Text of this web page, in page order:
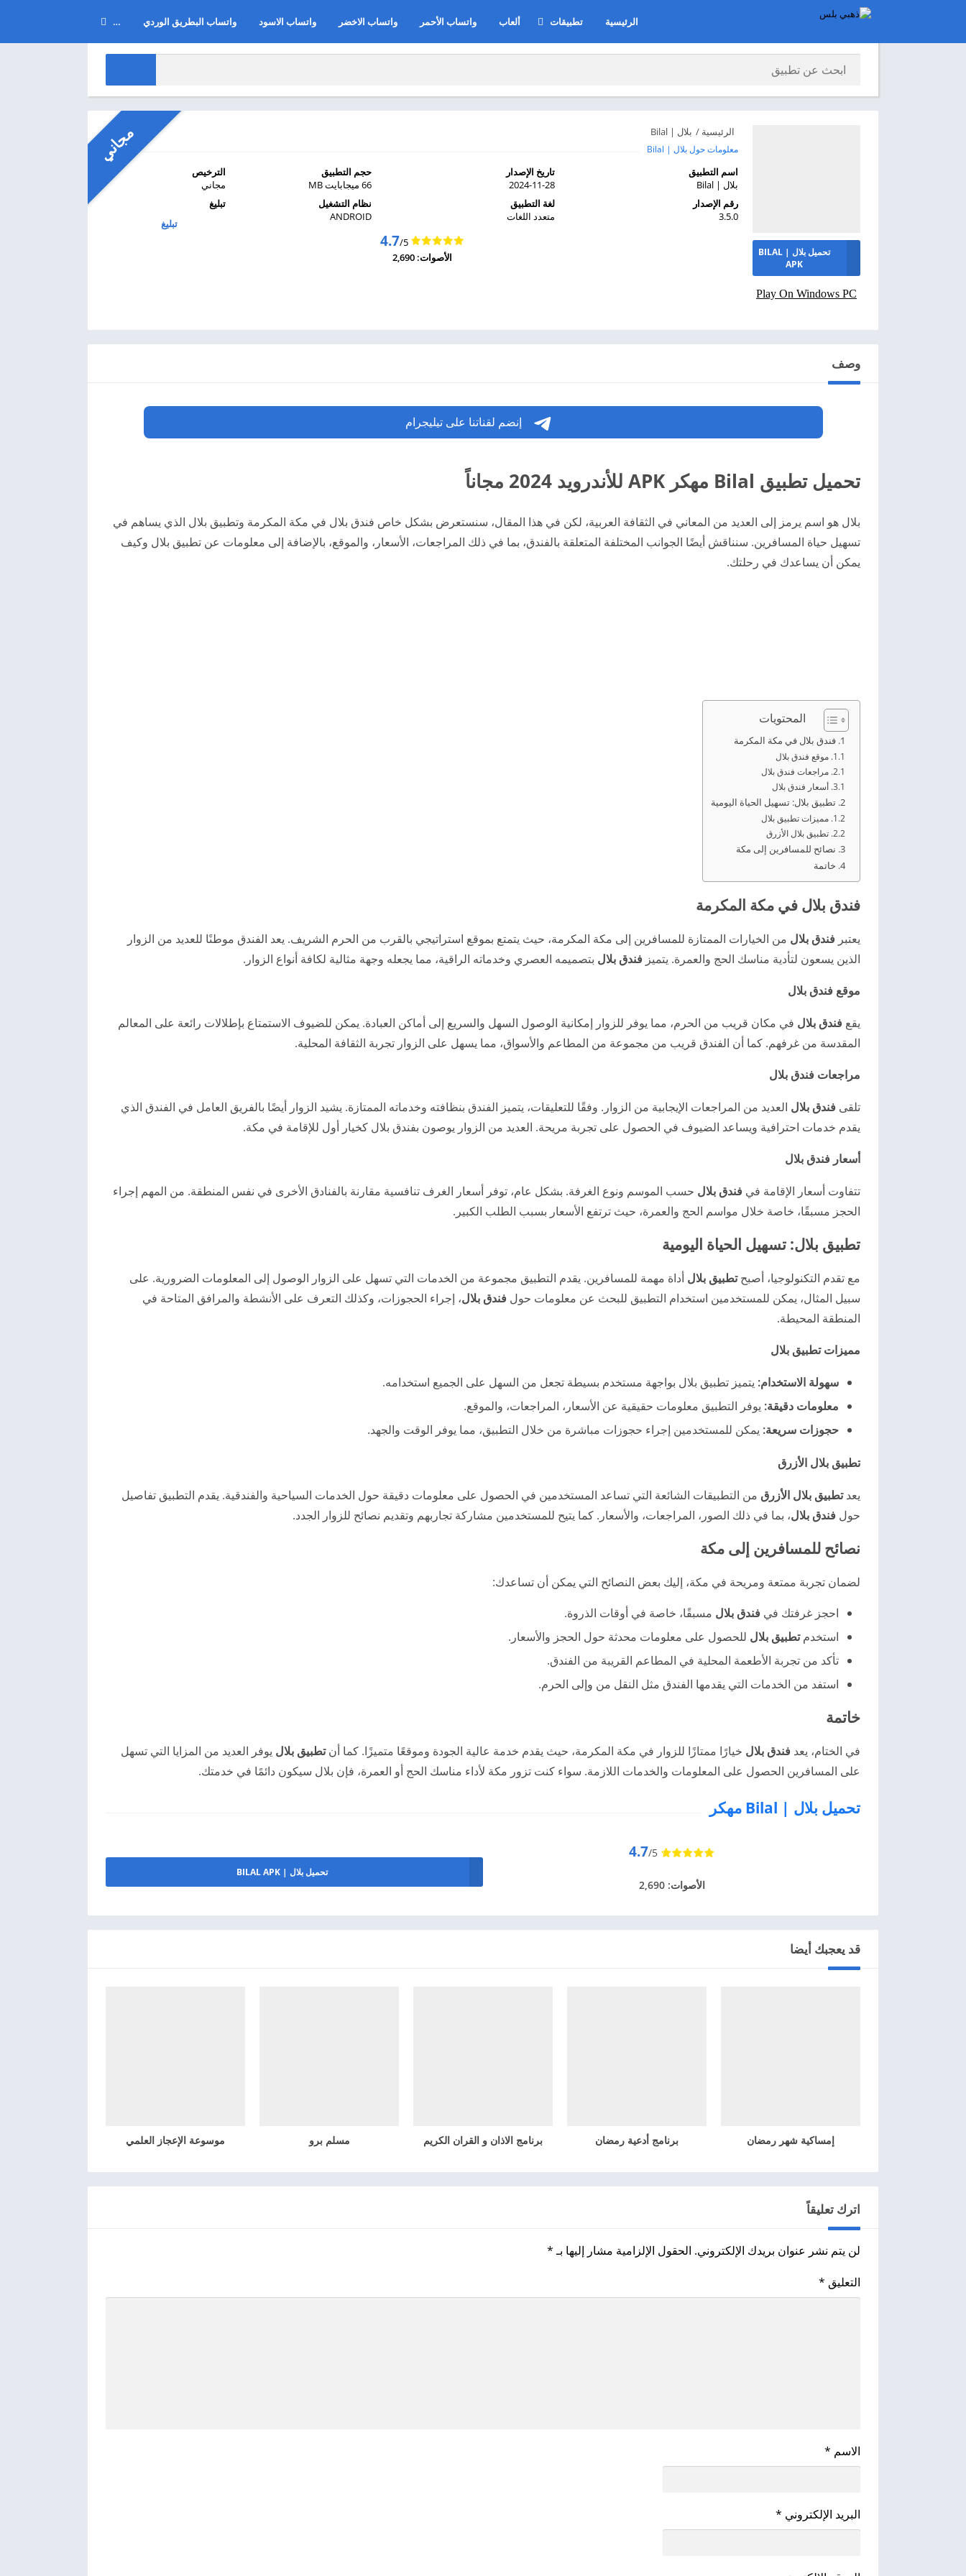
الرئيسية
تطبيقات
تطبيقات بلس
تعديل الصور
ألعاب واتساب الأحمر واتساب الاخضر واتساب الاسود واتساب البطريق الوردي
…
طلب تطبيق أو لعبة
شروط الاستخدام
إخلاء المسؤولية
اتصل بنا
الرئيسية / بلال | Bilal
تحميل بلال | BILAL
APK
Play On Windows PC
معلومات حول بلال | Bilal
اسم التطبيق
بلال | Bilal
رقم الإصدار
3.5.0
تاريخ الإصدار
2024-11-28
لغة التطبيق
متعدد اللغات
حجم التطبيق
66 ميجابايت MB
نظام التشغيل
ANDROID
الترخيص
مجاني
تبليغ
تبليغ
4.7/5
الأصوات: 2,690
مجاني
وصف
إنضم لقناتنا على تيليجرام
تحميل تطبيق Bilal مهكر APK للأندرويد 2024 مجاناً
بلال هو اسم يرمز إلى العديد من المعاني في الثقافة العربية، لكن في هذا المقال، سنستعرض بشكل خاص فندق بلال في مكة المكرمة وتطبيق بلال الذي يساهم في
تسهيل حياة المسافرين. سنناقش أيضًا الجوانب المختلفة المتعلقة بالفندق، بما في ذلك المراجعات، الأسعار، والموقع، بالإضافة إلى معلومات عن تطبيق بلال وكيف
يمكن أن يساعدك في رحلتك.
المحتويات
فندق بلال في مكة المكرمة
موقع فندق بلال
مراجعات فندق بلال
أسعار فندق بلال
تطبيق بلال: تسهيل الحياة اليومية
مميزات تطبيق بلال
تطبيق بلال الأزرق
نصائح للمسافرين إلى مكة
خاتمة
فندق بلال في مكة المكرمة
يعتبر فندق بلال من الخيارات الممتازة للمسافرين إلى مكة المكرمة، حيث يتمتع بموقع استراتيجي بالقرب من الحرم الشريف. يعد الفندق موطنًا للعديد من الزوار
الذين يسعون لتأدية مناسك الحج والعمرة. يتميز فندق بلال بتصميمه العصري وخدماته الراقية، مما يجعله وجهة مثالية لكافة أنواع الزوار.
موقع فندق بلال
يقع فندق بلال في مكان قريب من الحرم، مما يوفر للزوار إمكانية الوصول السهل والسريع إلى أماكن العبادة. يمكن للضيوف الاستمتاع بإطلالات رائعة على المعالم
المقدسة من غرفهم. كما أن الفندق قريب من مجموعة من المطاعم والأسواق، مما يسهل على الزوار تجربة الثقافة المحلية.
مراجعات فندق بلال
تلقى فندق بلال العديد من المراجعات الإيجابية من الزوار. وفقًا للتعليقات، يتميز الفندق بنظافته وخدماته الممتازة. يشيد الزوار أيضًا بالفريق العامل في الفندق الذي
يقدم خدمات احترافية ويساعد الضيوف في الحصول على تجربة مريحة. العديد من الزوار يوصون بفندق بلال كخيار أول للإقامة في مكة.
أسعار فندق بلال
تتفاوت أسعار الإقامة في فندق بلال حسب الموسم ونوع الغرفة. بشكل عام، توفر أسعار الغرف تنافسية مقارنة بالفنادق الأخرى في نفس المنطقة. من المهم إجراء
الحجز مسبقًا، خاصة خلال مواسم الحج والعمرة، حيث ترتفع الأسعار بسبب الطلب الكبير.
تطبيق بلال: تسهيل الحياة اليومية
مع تقدم التكنولوجيا، أصبحتطبيق بلال أداة مهمة للمسافرين. يقدم التطبيق مجموعة من الخدمات التي تسهل على الزوار الوصول إلى المعلومات الضرورية. على
سبيل المثال، يمكن للمستخدمين استخدام التطبيق للبحث عن معلومات حول فندق بلال، إجراء الحجوزات، وكذلك التعرف على الأنشطة والمرافق المتاحة في
المنطقة المحيطة.
مميزات تطبيق بلال
سهولة الاستخدام: يتميز تطبيق بلال بواجهة مستخدم بسيطة تجعل من السهل على الجميع استخدامه.
معلومات دقيقة: يوفر التطبيق معلومات حقيقية عن الأسعار، المراجعات، والموقع.
حجوزات سريعة: يمكن للمستخدمين إجراء حجوزات مباشرة من خلال التطبيق، مما يوفر الوقت والجهد.
تطبيق بلال الأزرق
يعدتطبيق بلال الأزرق من التطبيقات الشائعة التي تساعد المستخدمين في الحصول على معلومات دقيقة حول الخدمات السياحية والفندقية. يقدم التطبيق تفاصيل
حول فندق بلال، بما في ذلك الصور، المراجعات، والأسعار. كما يتيح للمستخدمين مشاركة تجاربهم وتقديم نصائح للزوار الجدد.
نصائح للمسافرين إلى مكة
لضمان تجربة ممتعة ومريحة في مكة، إليك بعض النصائح التي يمكن أن تساعدك:
احجز غرفتك في فندق بلال مسبقًا، خاصة في أوقات الذروة.
استخدمتطبيق بلال للحصول على معلومات محدثة حول الحجز والأسعار.
تأكد من تجربة الأطعمة المحلية في المطاعم القريبة من الفندق.
استفد من الخدمات التي يقدمها الفندق مثل النقل من وإلى الحرم.
خاتمة
في الختام، يعد فندق بلال خيارًا ممتازًا للزوار في مكة المكرمة، حيث يقدم خدمة عالية الجودة وموقعًا متميزًا. كما أنتطبيق بلال يوفر العديد من المزايا التي تسهل
على المسافرين الحصول على المعلومات والخدمات اللازمة. سواء كنت تزور مكة لأداء مناسك الحج أو العمرة، فإن بلال سيكون دائمًا في خدمتك.
تحميل بلال | Bilal مهكر
4.7/5
الأصوات: 2,690
تحميل بلال | BILAL APK
قد يعجبك أيضا
إمساكية شهر رمضان برنامج أدعية رمضان برنامج الاذان و القران الكريم مسلم برو موسوعة الإعجاز العلمي
اترك تعليقاً
لن يتم نشر عنوان بريدك الإلكتروني. الحقول الإلزامية مشار إليها بـ*
التعليق *
الاسم *
البريد الإلكتروني *